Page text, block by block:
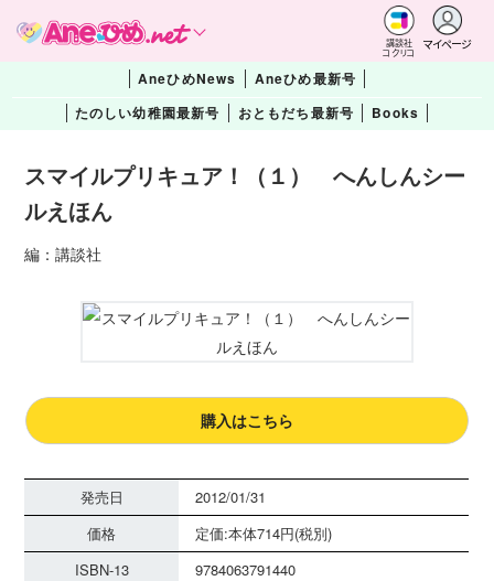
講談社
コクリコ
マイページ
AneひめNews
Aneひめ最新号
たのしい幼稚園最新号
おともだち最新号 Books
スマイルプリキュア！（１） へんしんシー
ルえほん
編：講談社
購入はこちら
発売日
2012/01/31
価格
定価:本体714円(税別)
ISBN-13
9784063791440